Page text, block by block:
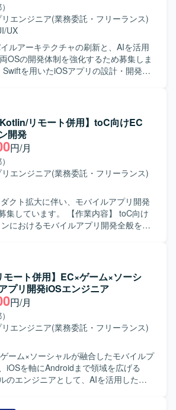
した開発ができる方を歓迎いたしま
とで、大規模なユーザーを持つサービ
開発経験を積むことができます。
の専門性を活かしつつ、金融ドメイン
発環境】 iOS/Android
エンジニア(業務委託・フリーランス)
UX
イルアーキテクチャの刷新と、AIを活用
OSの開発体制を強化するため募集しま
の効率化を行います。要件定義からリ
で一貫して担当し、モバイルアーキテ
。 【求める人物像】 プロ
向けて、オーナーシップを持ち挑戦を
ています。変化の速い環境で、チーム
創出に取り組める方に適したポジショ
く関与できます。AIを活用したiOS・
プロセスを構築し、複雑なEC・ゲー
における高難度な技術課題に取り組め
リモート併用】toC向けEC
開発
円/月
エンジニア(業務委託・フリーランス)
ダクト拡大に伴い、モバイルアプリ開発
。 【作業内容】 toC向け
におけるモバイルアプリ開発全般をご
。AIツールを活用した実装計画策定、
ー効率化にも取り組んでいただきま
ーと連携し、事業数値・KPIに基づいて
める人物像】 複雑性の
ン開発に主体的に取り組み、関係者と
進できる方を求めています。 【ポジ
ダクト拡大フェーズにおいて、アーキ
選定を主導し、AIツールも活用しなが
境】 Swift、Kotlin、
Actions、Cloud Build、Terraform、
Studio、Claude、Codex、Cursor、
モート併用】EC×ゲーム×ソーシ
プリ開発iOSエンジニア
円/月
エンジニア(業務委託・フリーランス)
ーム×ソーシャルが融合したモバイルプ
iOSを軸にAndroidまで領域を広げる
のエンジニアとして、AIを活用した開